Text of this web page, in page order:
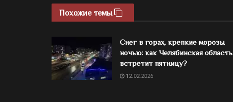
Похожие темы
Снег в горах, крепкие морозы
ночью: как Челябинская область
встретит пятницу?
12.02.2026